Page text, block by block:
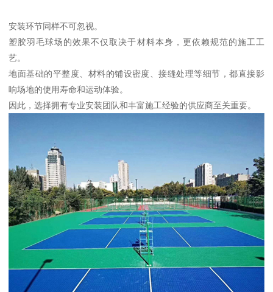
安装环节同样不可忽视。
塑胶羽毛球场的效果不仅取决于材料本身，更依赖规范的施工工
艺。
地面基础的平整度、材料的铺设密度、接缝处理等细节，都直接影
响场地的使用寿命和运动体验。
因此，选择拥有专业安装团队和丰富施工经验的供应商至关重要。